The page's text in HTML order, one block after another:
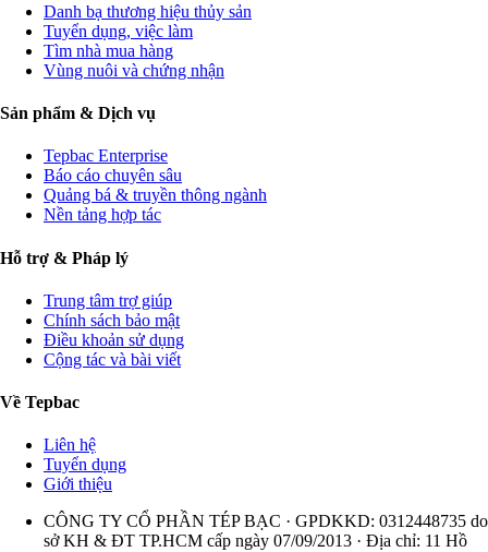
Danh bạ thương hiệu thủy sản
Tuyển dụng, việc làm
Tìm nhà mua hàng
Vùng nuôi và chứng nhận
Sản phẩm & Dịch vụ
Tepbac Enterprise
Báo cáo chuyên sâu
Quảng bá & truyền thông ngành
Nền tảng hợp tác
Hỗ trợ & Pháp lý
Trung tâm trợ giúp
Chính sách bảo mật
Điều khoản sử dụng
Cộng tác và bài viết
Về Tepbac
Liên hệ
Tuyển dụng
Giới thiệu
CÔNG TY CỔ PHẦN TÉP BẠC · GPDKKD: 0312448735 do
sở KH & ĐT TP.HCM cấp ngày 07/09/2013 · Địa chỉ: 11 Hồ